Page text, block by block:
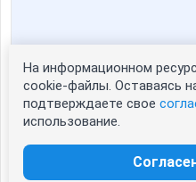
Статистика портрета:
сейчас просматривают портрет
зарегистрированные
На информационном
cookie-файлы. Оставаясь
подтверждаете свое
использование.